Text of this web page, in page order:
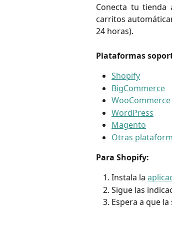
Conecta tu tienda
carritos
24 horas).
Plataformas
Shopify
BigCommerce
WooCommerce
WordPress
Magento
Otras
Para Shopify:
Instala la
Sigue las
Espera a que